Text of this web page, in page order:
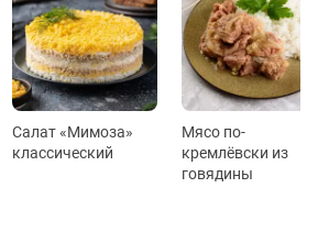
Салат «Мимоза»
классический
Мясо по-
кремлёвски из
говядины